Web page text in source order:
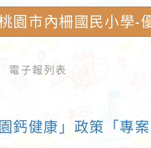
園市內柵國民小學-
電子報列表
鈣健康」政策「專